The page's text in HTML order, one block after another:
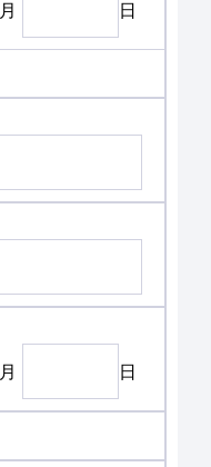
月 日
月 日